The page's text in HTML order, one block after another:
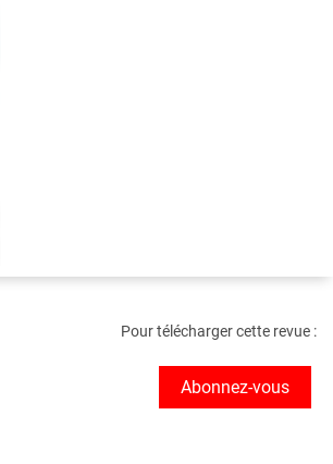
Pour télécharger cette revue :
Abonnez-vous